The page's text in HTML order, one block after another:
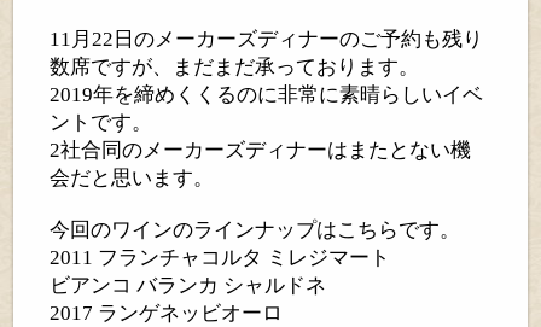
11 月 22 日のメーカーズディナーのご予約も残り
数席ですが、まだまだ承っております。
2019年を締めくくるのに非常に素晴らしいイベ
ントです。
2社合同のメーカーズディナーはまたとない機
会だと思います。
今回のワインのラインナップはこちらです。
2011 フランチャコルタ ミレジマート
ビアンコ バランカ シャルドネ
2017 ランゲネッビオーロ